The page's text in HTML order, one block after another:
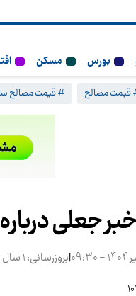
بورس مسکن
قیمت مصالح # قیمت مصالح
خبر جعلی
|بروزرسانی: 1 سال پیش